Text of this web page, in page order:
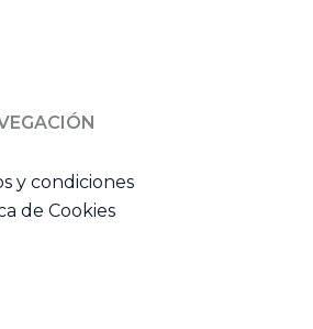
y condiciones
de Cookies